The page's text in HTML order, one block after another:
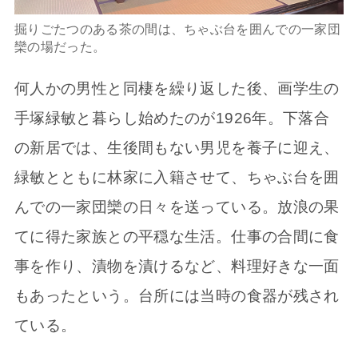
掘りごたつのある茶の間は、ちゃぶ台を囲んでの一家団
欒の場だった。
何人かの男性と同棲を繰り返した後、画学生の
手塚緑敏と暮らし始めたのが1926年。下落合
の新居では、生後間もない男児を養子に迎え、
緑敏とともに林家に入籍させて、ちゃぶ台を囲
んでの一家団欒の日々を送っている。放浪の果
てに得た家族との平穏な生活。仕事の合間に食
事を作り、漬物を漬けるなど、料理好きな一面
もあったという。台所には当時の食器が残され
ている。